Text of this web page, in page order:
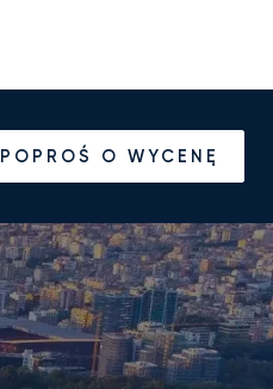
POPROŚ O WYCENĘ